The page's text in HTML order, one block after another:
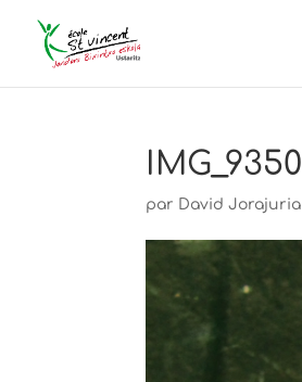
IMG_9350
par David Jorajuria